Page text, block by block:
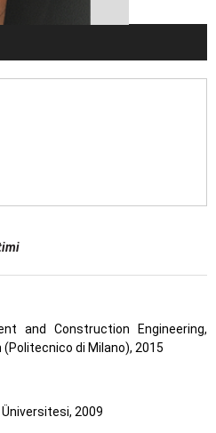
and Construction Engineering,
di Milano), 2015
2009